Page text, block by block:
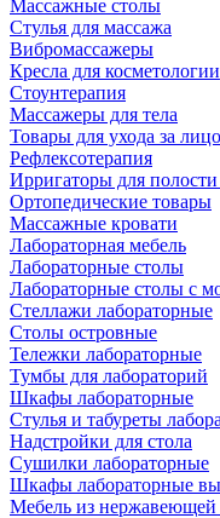
Массажные столы
Стулья для массажа
Вибромассажеры
Кресла для косметологии
Стоунтерапия
Массажеры для тела
Товары для ухода за
Рефлексотерапия
Ирригаторы для полости
Ортопедические товары
Массажные кровати
Лабораторная мебель
Лабораторные столы
Лабораторные столы с
Стеллажи лабораторные
Столы островные
Тележки лабораторные
Тумбы для лабораторий
Шкафы лабораторные
Стулья и табуреты
Надстройки для стола
Сушилки лабораторные
Шкафы лабораторные
Мебель из нержавеющей